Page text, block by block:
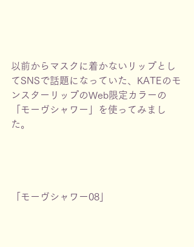
以前からマスクに着かないリップとし
てSNSで話題になっていた、KATEのモ
ンスターリップのWeb限定カラーの
「モーヴシャワー」を使ってみまし
た。
「モーヴシャワー08」